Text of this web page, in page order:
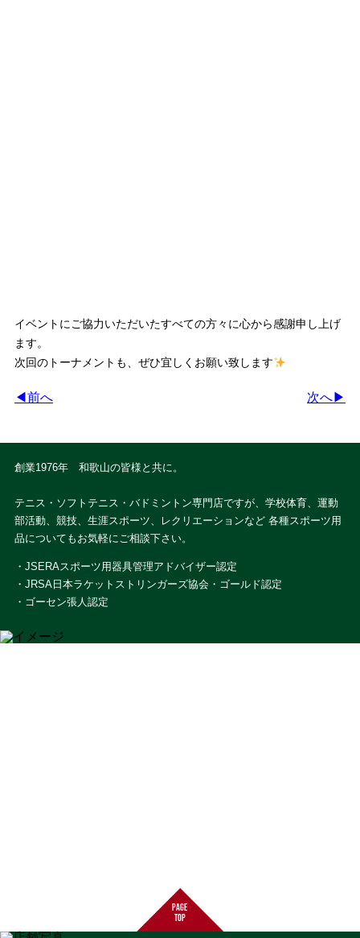
イベントにご協力いただいたすべての方々に心から感謝申し上げ
ます。
次回のトーナメントも、ぜひ宜しくお願い致します
◀前へ 次へ▶
創業1976年 和歌山の皆様と共に。
テニス・ソフトテニス・バドミントン専門店ですが、学校体育、運動
部活動、競技、生涯スポーツ、レクリエーションなど 各種スポーツ用
品についてもお気軽にご相談下さい。
・JSERAスポーツ用器具管理アドバイザー認定
・JRSA日本ラケットストリンガーズ協会・ゴールド認定
・ゴーセン張人認定
page
top